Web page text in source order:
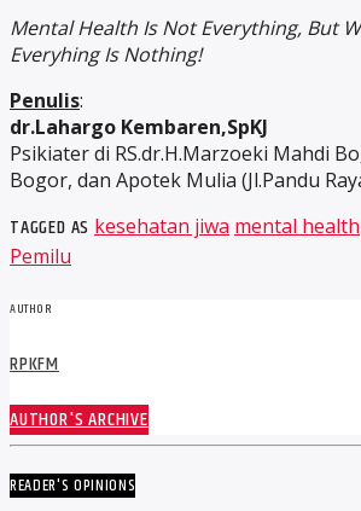
Mental Health Is Not Everything, But
Everyhing Is Nothing!
Penulis:
dr.Lahargo Kembaren,SpKJ
Psikiater di RS.dr.H.Marzoeki Mahdi
Bogor, dan Apotek Mulia (Jl.Pandu
TAGGED AS kesehatan jiwa mental health
Pemilu
AUTHOR
RPKFM
AUTHOR'S ARCHIVE
READER'S OPINIONS